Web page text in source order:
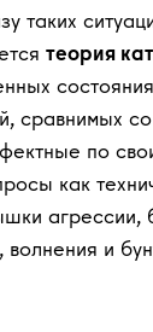
таких
теория
сравнимых
по
как
агрессии,
и